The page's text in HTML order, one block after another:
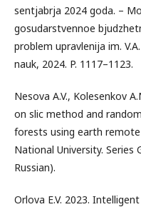
sentjabrja 2024 goda. –
gosudarstvennoe
problem upravlenija im.
nauk, 2024. P. 1117–1123.
Nesova A.V., Kolesenkov
on slic method and
forests using earth
National University. Series
Russian).
Orlova E.V. 2023.